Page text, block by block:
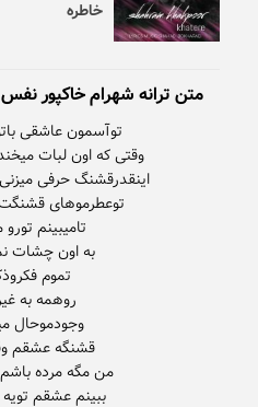
خاطره
متن ترانه شهرام خاکپور نفس